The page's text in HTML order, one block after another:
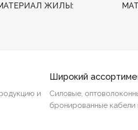
ЖИЛЫ
ХЛАДОСТОЙКИЙ
и
Широкий
Силовые,
бронированные кабели